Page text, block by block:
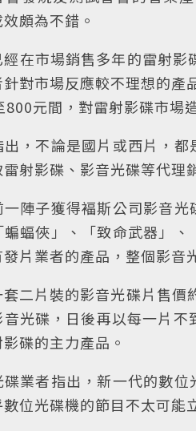
頗為不錯。
經在市場銷售多年的雷射
針對市場反應較不理想的產
800元間，對雷射影碟市場
出，不論是國片或西片，
射影碟、影音光碟等代理
一陣子獲得褔斯公司影音
蝙蝠俠」、「致命武器」
片業者的產品，整個影音
套二片裝的影音光碟片售
音光碟，日後再以每一片
碟的主力產品。
碟業者指出，新一代的數
位光碟機的節目不太可能